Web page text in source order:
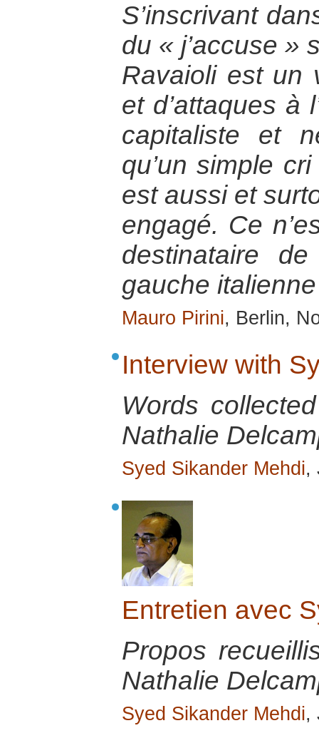
S’inscrivant
du « j’accuse »
Ravaioli est un
et d’attaques à
capitaliste et
qu’un simple
est aussi et
engagé. Ce
destinataire
gauche
Mauro Pirini, Berlin,
Interview with
Words
Nathalie
Syed Sikander Mehdi,
Entretien avec
Propos
Nathalie
Syed Sikander Mehdi,